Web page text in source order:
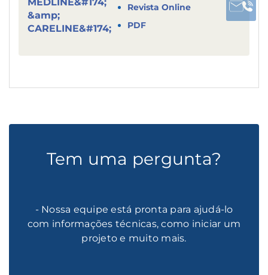
Revista Online
PDF
Tem uma pergunta?
- Nossa equipe está pronta para ajudá-lo
com informações técnicas, como iniciar um
projeto e muito mais.